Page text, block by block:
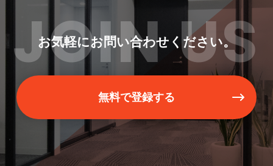
JOIN US
お気軽にお問い合わせください。
無料で登録する